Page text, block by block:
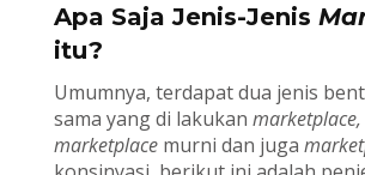
Apa Saja Jenis-Jenis
itu?
Umumnya, terdapat dua jenis
sama yang di lakukan marketplace,
marketplacemurni dan juga